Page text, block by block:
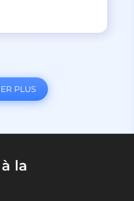
PLUS
la